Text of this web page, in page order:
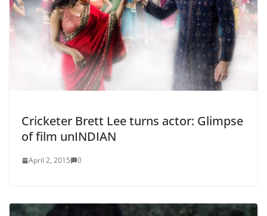
Cricketer Brett Lee turns actor: Glimpse
of film unINDIAN
April 2, 2015 0